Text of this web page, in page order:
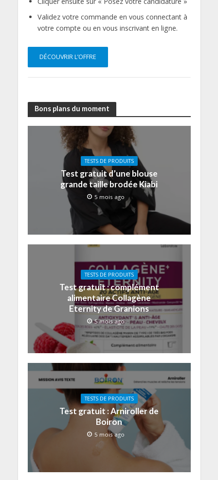
Validez votre commande en vous connectant à
votre compte ou en vous inscrivant en ligne.
DÉCOUVRIR L’OFFRE
Bons plans du moment
TESTS DE PRODUITS
Test gratuit d’une blouse
grande taille brodée Kiabi
5 mois ago
TESTS DE PRODUITS
Test gratuit : complément
alimentaire Collagène
Eternity de Granions
5 mois ago
TESTS DE PRODUITS
Test gratuit : Arniroller de
Boiron
5 mois ago